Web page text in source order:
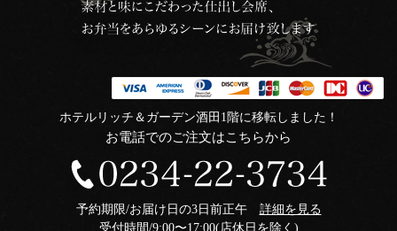
ホテルリッチ＆ガーデン酒田1階に移転しました！
お電話でのご注文はこちらから
予約期限/お届け日の3日前正午 詳細を見る
受付時間/9:00〜17:00(店休日を除く)